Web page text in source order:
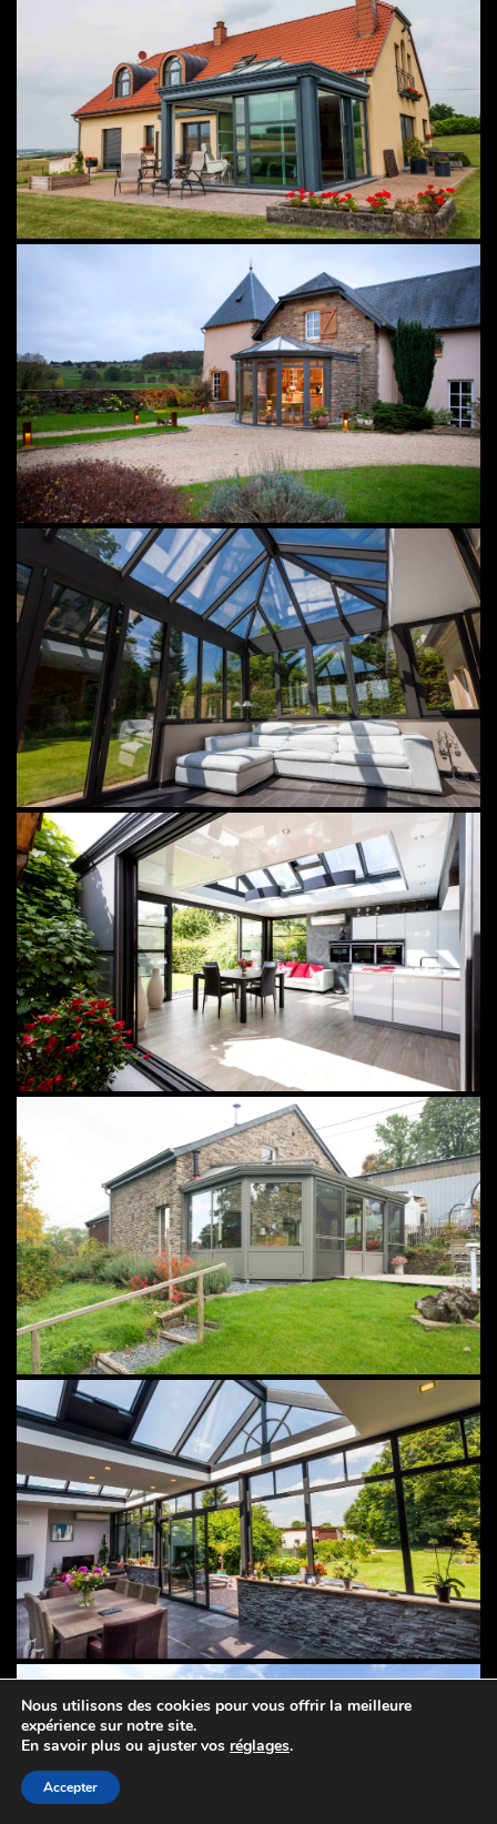
Nous utilisons des cookies pour vous offrir la meilleure
expérience sur notre site.
En savoir plus ou ajuster vos réglages.
Accepter